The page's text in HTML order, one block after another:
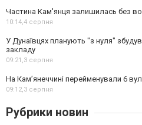
Частина Кам'янця залишилась без
10:14,4 серпня
У Дунаївцях планують "з нуля"
закладу
09:21,3 серпня
На Камʼянеччині перейменували 6
09:12,3 серпня
Рубрики новин